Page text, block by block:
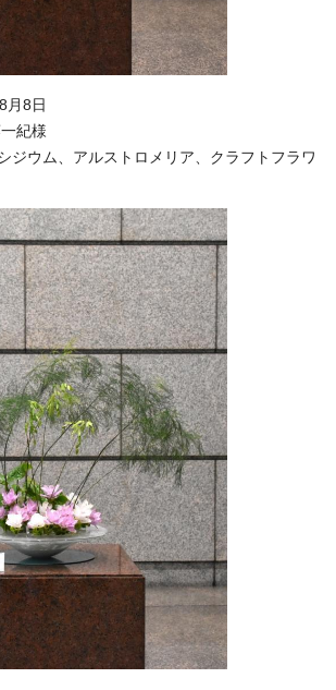
月8日
紀様
ジウム、アルストロメリア、クラフトフラワ